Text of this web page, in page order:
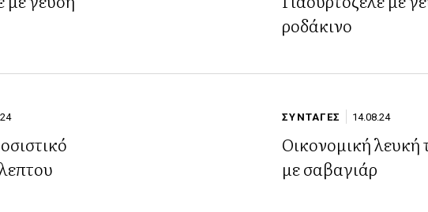
ροδάκινο
ΣΥΝΤΑΓΕΣ 14.08.24
Οικονομική λευκή
με σαβαγιάρ